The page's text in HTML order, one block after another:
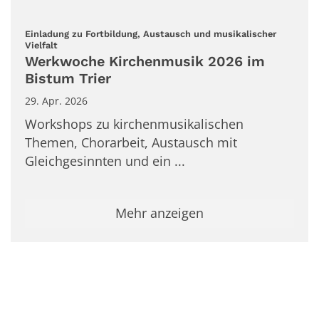
Einladung zu Fortbildung, Austausch und musikalischer
Vielfalt:
Werkwoche Kirchenmusik 2026 im
Bistum Trier
29. Apr. 2026
Workshops zu kirchenmusikalischen
Themen, Chorarbeit, Austausch mit
Gleichgesinnten und ein ...
Mehr anzeigen